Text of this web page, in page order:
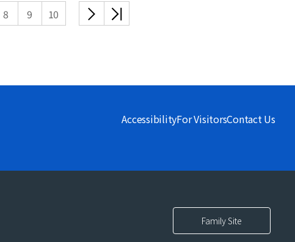
8 9 10
다음
AccessibilityFor VisitorsContact Us
Family Site